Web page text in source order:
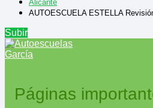
Alicante
AUTOESCUELA ESTELLA
Subir
Páginas